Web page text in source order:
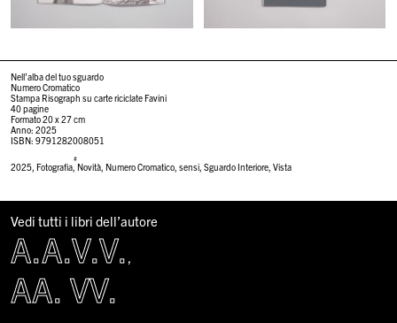
Nell’alba del tuo sguardo
Numero Cromatico
Stampa Risograph su carte riciclate Favini
40 pagine
Formato 20 x 27 cm
Anno: 2025
ISBN: 9791282008051
#
2025, Fotografia, Novità, Numero Cromatico,sensi,Sguardo Interiore,Vista
Vedi tutti i libri dell’autore
A.A.V.V.
AA. VV.